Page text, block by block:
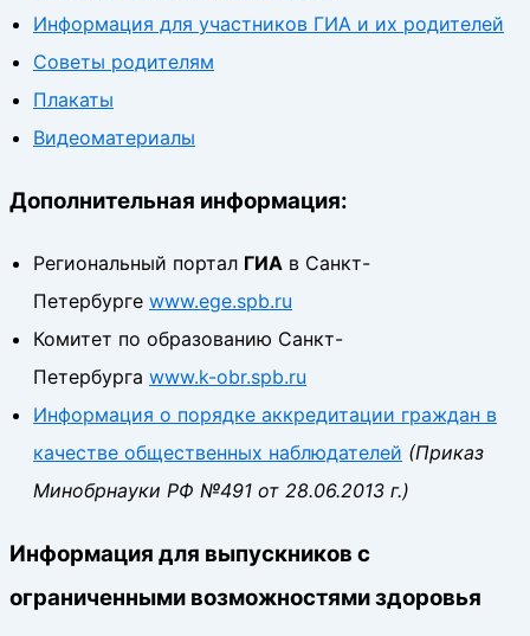
Информация для участников ГИА и их родителей
Советы родителям
Плакаты
Видеоматериалы
Дополнительная информация:
Региональный портал ГИА в Санкт-
Петербурге www.ege.spb.ru
Комитет по образованию Санкт-
Петербурга www.k-obr.spb.ru
Информация о порядке аккредитации граждан в
качестве общественных наблюдателей (Приказ
Минобрнауки РФ №491 от 28.06.2013 г.)
Информация для выпускников с
ограниченными возможностями здоровья